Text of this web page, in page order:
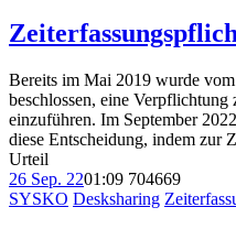
Bereits im Mai 2019 wurde
beschlossen, eine
einzuführen. Im September
diese Entscheidung, indem zur
Urteil
26 Sep. 2201:09 704669
SYSKO Desksharing